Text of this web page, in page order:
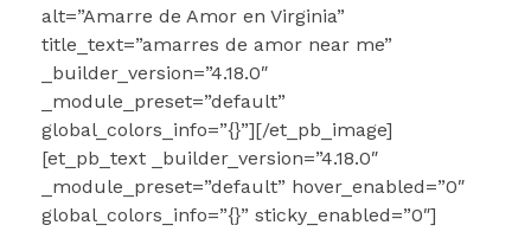
alt=”Amarre de Amor en Virginia”
title_text=”amarres de amor near me”
_builder_version=”4.18.0″
_module_preset=”default”
global_colors_info=”{}”][/et_pb_image]
[et_pb_text _builder_version=”4.18.0″
_module_preset=”default” hover_enabled=”0″
global_colors_info=”{}” sticky_enabled=”0″]